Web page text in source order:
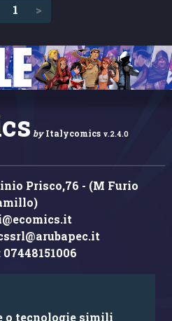
1 (current)
>
by Italycomics v.2.4.0
Prisco,76 - (M Furio
errore nei contenuti?
o tecnologie simili